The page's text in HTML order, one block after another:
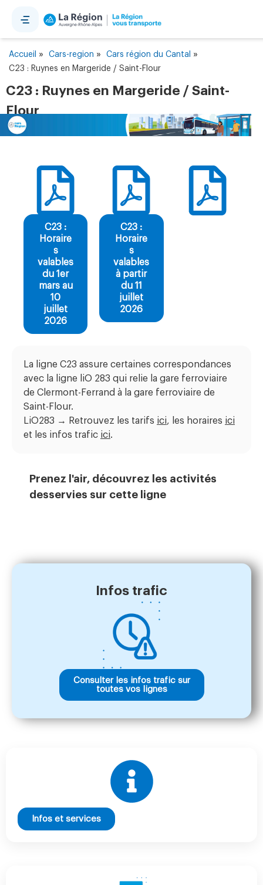
Accueil » Cars-region » Cars région du Cantal »
C23 : Ruynes en Margeride / Saint-Flour
C23 : Ruynes en Margeride / Saint-
Flour
C23 :
Horaire
s
valables
du 1er
mars au
10
juillet
2026
C23 :
Horaire
s
valables
à partir
du 11
juillet
2026
La ligne C23 assure certaines correspondances
avec la ligne liO 283 qui relie la gare ferroviaire
de Clermont-Ferrand à la gare ferroviaire de
Saint-Flour.
LiO283 → Retrouvez les tarifs ici, les horaires ici
et les infos trafic ici.
Prenez l'air, découvrez les activités
desservies sur cette ligne
Infos trafic
Consulter les infos trafic sur
toutes vos lignes
Infos et services